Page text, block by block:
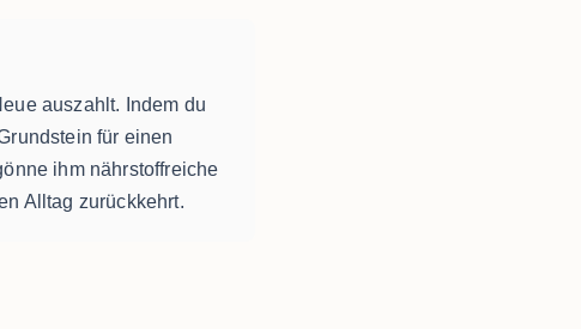
auszahlt. Indem du
für einen
ihm nährstoffreiche
Alltag zurückkehrt.